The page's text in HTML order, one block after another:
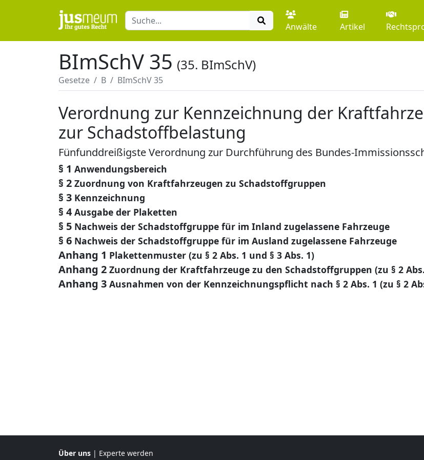
Anwälte Artikel
BImSchV 35 (35. BImSchV)
Gesetze B BImSchV 35
Verordnung zur Kennzeichnung der
zur Schadstoffbelastung
Fünfunddreißigste Verordnung zur Durchführung des Bundes-
§ 1 Anwendungsbereich
§ 2 Zuordnung von Kraftfahrzeugen zu Schadstoffgruppen
§ 3 Kennzeichnung
§ 4 Ausgabe der Plaketten
§ 5 Nachweis der Schadstoffgruppe für im Inland zugelassene Fahrzeuge
§ 6 Nachweis der Schadstoffgruppe für im Ausland zugelassene Fahrzeuge
Anhang 1 Plakettenmuster (zu § 2 Abs. 1 und § 3 Abs. 1)
Anhang 2 Zuordnung der Kraftfahrzeuge zu den Schadstoffgruppen (zu § 2
Anhang 3 Ausnahmen von der Kennzeichnungspflicht nach § 2 Abs. 1 (zu § 2
Über uns | Experte werden